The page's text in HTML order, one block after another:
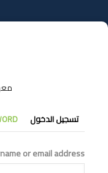
إلى
المحتوى
التبويبات
الأساسية
تسجيل الدخول
or email address